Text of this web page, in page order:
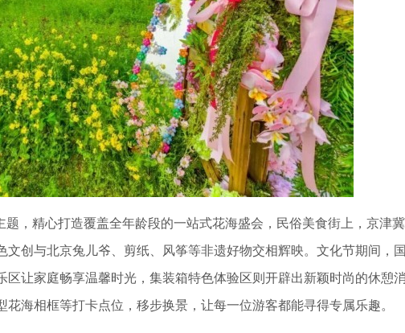
，精心打造覆盖全年龄段的一站式花海盛会，民俗美食街上，京津
文创与北京兔儿爷、剪纸、风筝等非遗好物交相辉映。文化节期间，
区让家庭畅享温馨时光，集装箱特色体验区则开辟出新颖时尚的休憩
海相框等打卡点位，移步换景，让每一位游客都能寻得专属乐趣。